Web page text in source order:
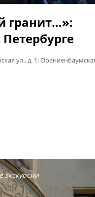
гранит…»:
ул., д. 1;
экскурсии